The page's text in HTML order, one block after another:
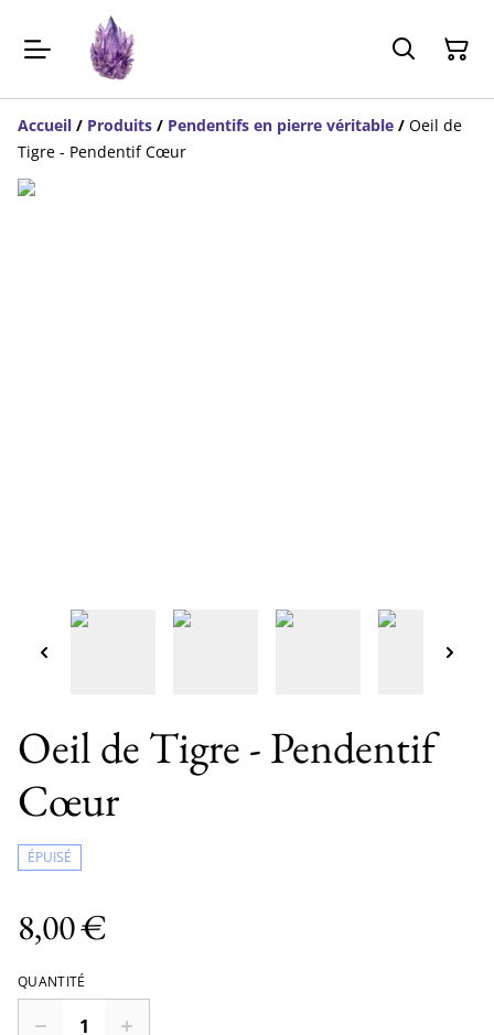
Accueil / Produits / Pendentifs en pierre véritable / Oeil de
Tigre - Pendentif Cœur
Oeil de Tigre - Pendentif
Cœur
ÉPUISÉ
8,00 €
QUANTITÉ